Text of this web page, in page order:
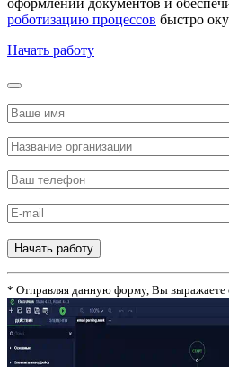
роботизацию процессов быстро
Начать работу
Начать работу
* Отправляя данную форму, Вы выражаете